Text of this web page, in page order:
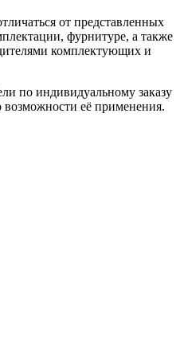
от представленных
фурнитуре, а также
комплектующих и
по индивидуальному заказу
возможности её применения.